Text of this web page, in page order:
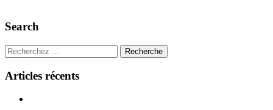
Search
Recherche
Articles récents